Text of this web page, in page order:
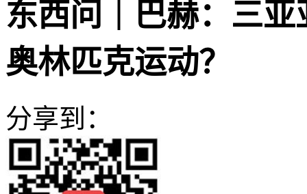
东西问｜巴赫：三
奥林匹克运动？
分享到：